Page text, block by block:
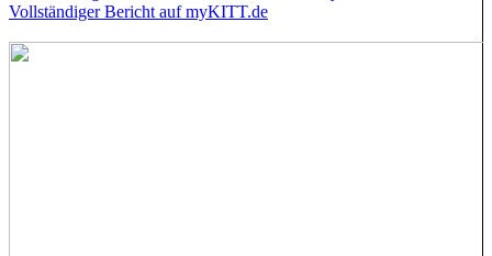
Vollständiger Bericht auf myKITT.de